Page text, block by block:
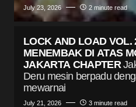
July 23, 2026 2 minute read
LOCK AND LOAD VOL.
MENEMBAK DI ATAS
JAKARTA CHAPTER
Deru mesin berpadu
mewarnai
July 21, 2026 3 minute read